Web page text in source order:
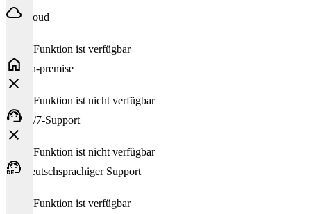
Cloud
Diese Funktion ist verfügbar
On-premise
Diese Funktion ist nicht verfügbar
24/7-Support
Diese Funktion ist nicht verfügbar
Deutschsprachiger Support
Diese Funktion ist verfügbar